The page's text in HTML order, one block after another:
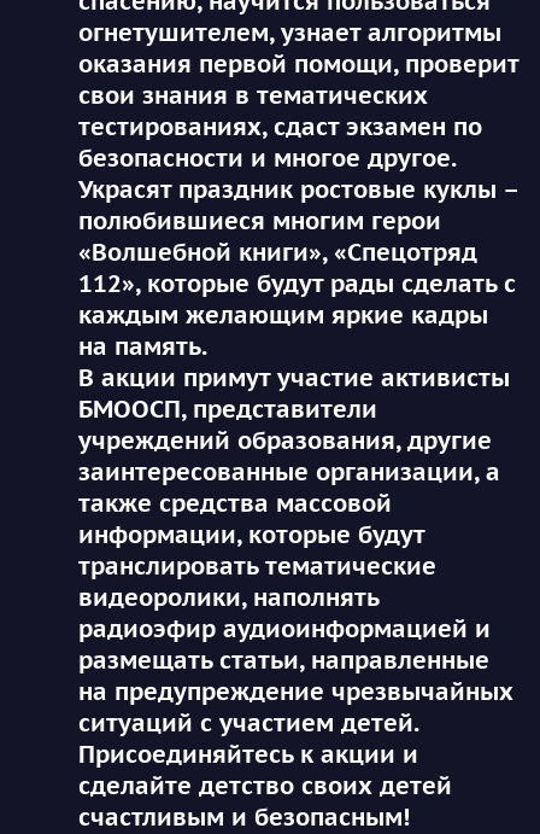
огнетушителем, узнает алгоритмы
оказания первой помощи, проверит
свои знания в тематических
тестированиях, сдаст экзамен по
безопасности и многое другое.
Украсят праздник ростовые куклы –
полюбившиеся многим герои
«Волшебной книги», «Спецотряд
112», которые будут рады сделать с
каждым желающим яркие кадры
на память.
В акции примут участие активисты
БМООСП, представители
учреждений образования, другие
заинтересованные организации, а
также средства массовой
информации, которые будут
транслировать тематические
видеоролики, наполнять
радиоэфир аудиоинформацией и
размещать статьи, направленные
на предупреждение чрезвычайных
ситуаций с участием детей.
Присоединяйтесь к акции и
сделайте детство своих детей
счастливым и безопасным!